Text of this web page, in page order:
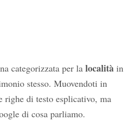
categorizzata per la località in
stesso. Muovendoti in
righe di testo esplicativo, ma
di cosa parliamo.